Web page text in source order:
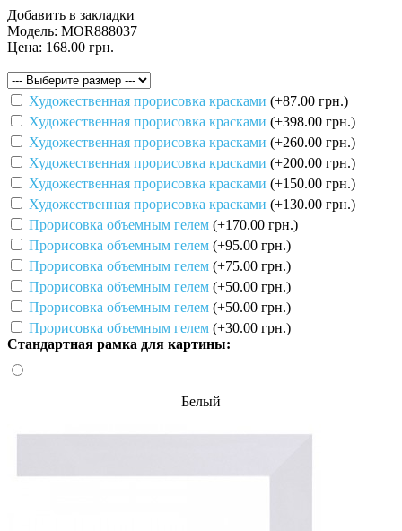
Добавить в закладки
Модель: MOR888037
Цена: 168.00 грн.
Художественная прорисовка красками (+87.00 грн.)
Художественная прорисовка красками (+398.00 грн.)
Художественная прорисовка красками (+260.00 грн.)
Художественная прорисовка красками (+200.00 грн.)
Художественная прорисовка красками (+150.00 грн.)
Художественная прорисовка красками (+130.00 грн.)
Прорисовка объемным гелем (+170.00 грн.)
Прорисовка объемным гелем (+95.00 грн.)
Прорисовка объемным гелем (+75.00 грн.)
Прорисовка объемным гелем (+50.00 грн.)
Прорисовка объемным гелем (+50.00 грн.)
Прорисовка объемным гелем (+30.00 грн.)
Стандартная рамка для картины:
Белый